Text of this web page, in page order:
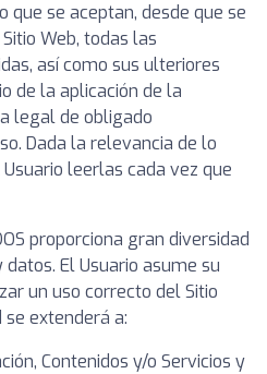
que se aceptan, desde que se
Web, todas las
así como sus ulteriores
de la aplicación de la
legal de obligado
Dada la relevancia de lo
leerlas cada vez que
proporciona gran diversidad
El Usuario asume su
un uso correcto del Sitio
se extenderá a:
Contenidos y/o Servicios y